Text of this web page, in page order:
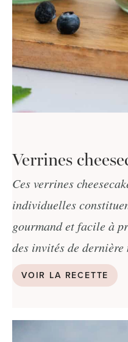
Verrines
Ces verrines
individuelles
gourmand et facile à
des invités de dernière
VOIR LA RECETTE